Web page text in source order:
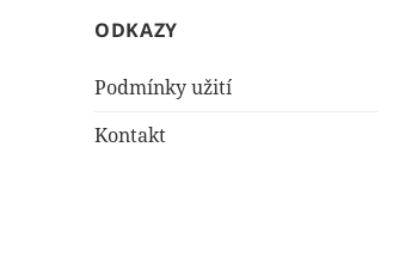
ODKAZY
Podmínky užití
Kontakt